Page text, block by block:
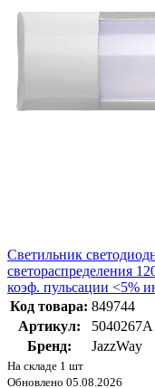
Светильник
светораспределения
коэф. пульсации <5%
Код товара: 849744
Артикул:
5040267A
Бренд:
JazzWay
На складе 1 шт
Обновлено 05.08.2026